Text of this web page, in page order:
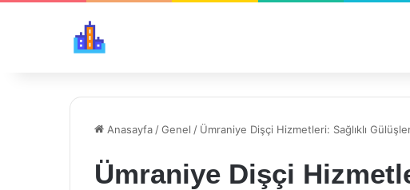
Anasayfa /Genel / Ümraniye Dişçi Hizmetleri: Sağlıklı
Ümraniye Dişçi